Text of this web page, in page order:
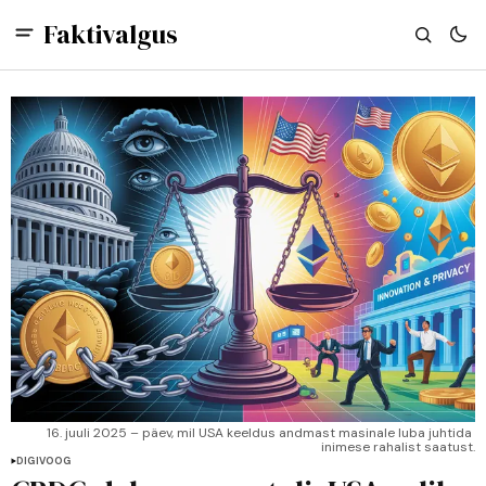
Faktivalgus
16. juuli 2025 – päev, mil USA keeldus andmast masinale luba juhtida
inimese rahalist saatust.
DIGIVOOG